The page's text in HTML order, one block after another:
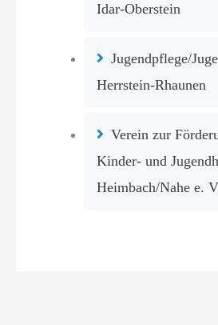
Idar-Oberstein
Jugendpflege/
Herrstein-Rhaunen
Verein zur
Kinder- und
Heimbach/Nahe e.